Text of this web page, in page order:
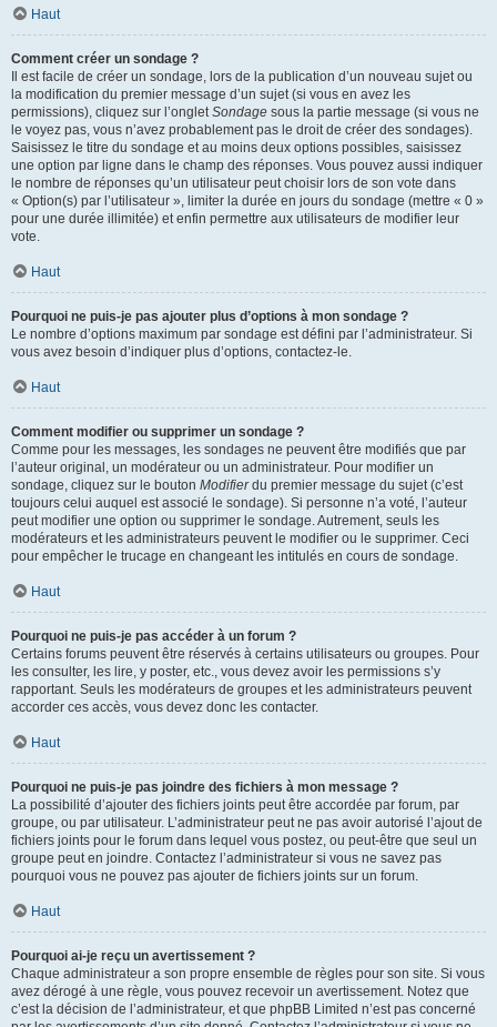
Haut
Comment créer un sondage ?
Il est facile de créer un sondage, lors de la publication d’un nouveau sujet ou
la modification du premier message d’un sujet (si vous en avez les
permissions), cliquez sur l’ongletSondage sous la partie message (si vous ne
le voyez pas, vous n’avez probablement pas le droit de créer des sondages).
Saisissez le titre du sondage et au moins deux options possibles, saisissez
une option par ligne dans le champ des réponses. Vous pouvez aussi indiquer
le nombre de réponses qu’un utilisateur peut choisir lors de son vote dans
« Option(s) par l’utilisateur », limiter la durée en jours du sondage (mettre « 0 »
pour une durée illimitée) et enfin permettre aux utilisateurs de modifier leur
vote.
Haut
Pourquoi ne puis-je pas ajouter plus d’options à mon sondage ?
Le nombre d’options maximum par sondage est défini par l’administrateur. Si
vous avez besoin d’indiquer plus d’options, contactez-le.
Haut
Comment modifier ou supprimer un sondage ?
Comme pour les messages, les sondages ne peuvent être modifiés que par
l’auteur original, un modérateur ou un administrateur. Pour modifier un
sondage, cliquez sur le bouton Modifierdu premier message du sujet (c’est
toujours celui auquel est associé le sondage). Si personne n’a voté, l’auteur
peut modifier une option ou supprimer le sondage. Autrement, seuls les
modérateurs et les administrateurs peuvent le modifier ou le supprimer. Ceci
pour empêcher le trucage en changeant les intitulés en cours de sondage.
Haut
Pourquoi ne puis-je pas accéder à un forum ?
Certains forums peuvent être réservés à certains utilisateurs ou groupes. Pour
les consulter, les lire, y poster, etc., vous devez avoir les permissions s’y
rapportant. Seuls les modérateurs de groupes et les administrateurs peuvent
accorder ces accès, vous devez donc les contacter.
Haut
Pourquoi ne puis-je pas joindre des fichiers à mon message ?
La possibilité d’ajouter des fichiers joints peut être accordée par forum, par
groupe, ou par utilisateur. L’administrateur peut ne pas avoir autorisé l’ajout de
fichiers joints pour le forum dans lequel vous postez, ou peut-être que seul un
groupe peut en joindre. Contactez l’administrateur si vous ne savez pas
pourquoi vous ne pouvez pas ajouter de fichiers joints sur un forum.
Haut
Pourquoi ai-je reçu un avertissement ?
Chaque administrateur a son propre ensemble de règles pour son site. Si vous
avez dérogé à une règle, vous pouvez recevoir un avertissement. Notez que
c’est la décision de l’administrateur, et que phpBB Limited n’est pas concerné